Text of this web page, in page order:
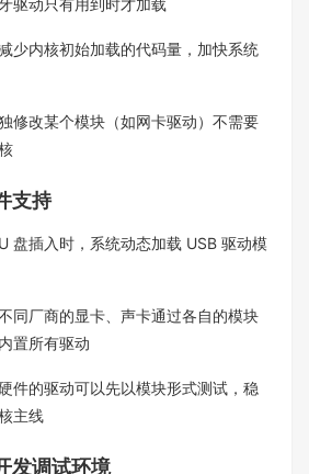
少内核初始加载的代码量，加快系统
修改某个模块（如网卡驱动）不需要
支持​
U 盘插入时，系统动态加载 USB 驱动模
不同厂商的显卡、声卡通过各自的模块
置所有驱动​
硬件的驱动可以先以模块形式测试，稳
主线​
发调试环境​